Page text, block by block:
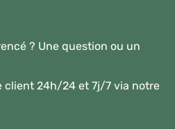
? Une question ou un
client 24h/24 et 7j/7 via notre